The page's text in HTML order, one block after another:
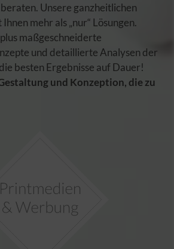
Unsere ganzheitlichen
mehr als „nur“ Lösungen.
maßgeschneiderte
und detaillierte Analysen der
besten Ergebnisse auf Dauer!
und Konzeption, die zu